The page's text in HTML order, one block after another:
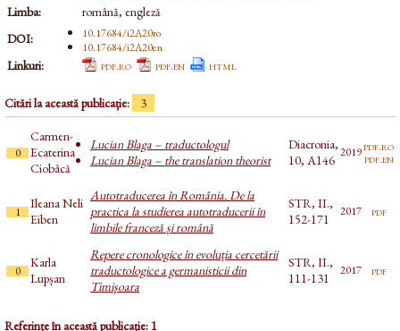
Limba:
română, engleză
DOI:
10.17684/i2A20ro
10.17684/i2A20en
Linkuri: pdf.ro pdf.en html
Citări la această publicație: 3
0
Carmen-
Ecaterina
Ciobâcă
Lucian Blaga – traductologul
Lucian Blaga – the translation theorist
Diacronia,
10, A146 2019pdf.ro
pdf.en
1
Ileana Neli
Eiben
Autotraducerea în România. De la
practica la studierea autotraducerii în
limbile franceză și română
STR, II.,
152-171
2017 pdf
0
Karla
Lupșan
Repere cronologice în evoluția cercetării
traductologice a germanisticii din
Timișoara
STR, II.,
111-131
2017 pdf
Referințe în această publicație: 1